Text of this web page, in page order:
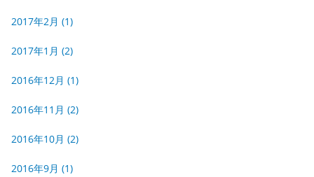
2017年2月 (1)
2017年1月 (2)
2016年12月 (1)
2016年11月 (2)
2016年10月 (2)
2016年9月 (1)